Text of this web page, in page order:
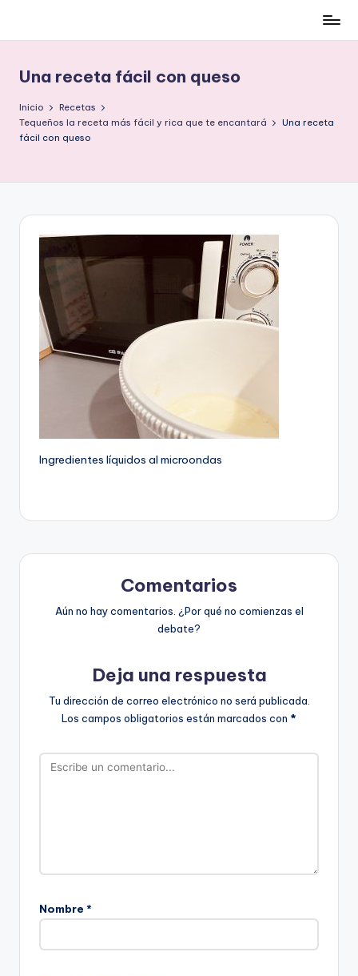
contenido
low-
cost
y
no
morir
Una receta fácil con queso
Inicio
Recetas
Tequeños la receta más fácil y rica que te encantará
Una receta
fácil con queso
Ingredientes líquidos al microondas
Comentarios
Aún no hay comentarios. ¿Por qué no comienzas el
debate?
Deja una respuesta
Tu dirección de correo electrónico no será publicada.
Los campos obligatorios están marcados con *
Nombre *